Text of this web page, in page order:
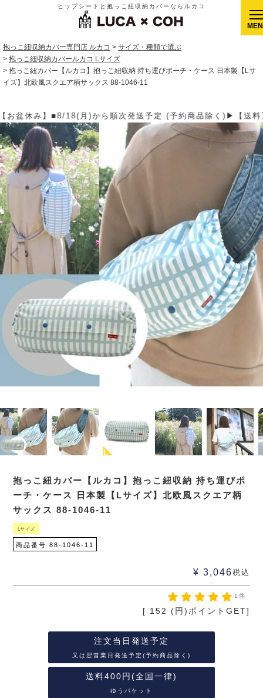
ヒップシートと抱っこ紐収納カバーならルカコ
抱っこ紐収納カバー専門店 ルカコ
サイズ・種類で選ぶ
抱っこ紐収納カバールカコ Lサイズ
抱っこ紐カバー【ルカコ】抱っこ紐収納 持ち運びポーチ・ケース 日本製【Lサ
イズ】北欧風スクエア柄サックス 88-1046-11
く)▶【送料】ゆうパケット400円(全国一律)、ゆうパック
抱っこ紐カバー【ルカコ】抱っこ紐収納 持ち運びポ
ーチ・ケース 日本製【Lサイズ】北欧風スクエア柄
サックス 88-1046-11
Lサイズ
商品番号 88-1046-11
¥ 3,046税込
1件
[ 152 (円)ポイントGET]
注文当日発送予定
又は翌営業日発送予定(予約商品除く)
送料400円(全国一律)
ゆうパケット